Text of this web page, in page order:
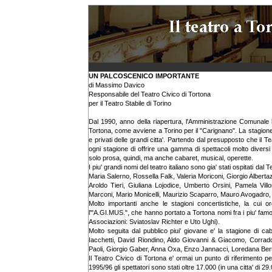
UN PALCOSCENICO IMPORTANTE
di Massimo Davico
Responsabile del Teatro Civico di Tortona
per il Teatro Stabile di Torino
Dal 1990, anno della riapertura, l'Amministrazione
Tortona, come avviene a Torino per il "Carignano". La
e privati delle grandi citta'. Partendo dal presupposto che il
ogni stagione di offrire una gamma di spettacoli molto
solo prosa, quindi, ma anche cabaret, musical, operette.
I piu' grandi nomi del teatro italiano sono gia' stati ospitati dal
Maria Salerno, Rossella Falk, Valeria Moriconi, Giorgio
Aroldo Tieri, Giuliana Lojodice, Umberto Orsini, Pamela
Marconi, Mario Monicelli, Maurizio Scaparro, Mauro
Molto importanti anche le stagioni concertistiche, la cui
l'"A.GI.MUS.", che hanno portato a Tortona nomi fra i piu'
Associazioni: Sviatoslav Richter e Uto Ughi).
Molto seguita dal pubblico piui' giovane e' la stagione di
Iacchetti, David Riondino, Aldo Giovanni & Giacomo,
Paoli, Giorgio Gaber, Anna Oxa, Enzo Jannacci, Loredana
Il Teatro Civico di Tortona e' ormai un punto di riferimento
1995/96 gli spettatori sono stati oltre 17.000 (in una citta' di